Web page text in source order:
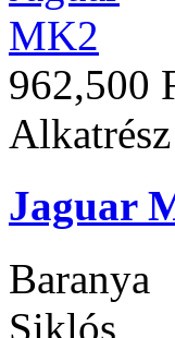
962,500
Alkatrész
Jaguar
Baranya
Siklós